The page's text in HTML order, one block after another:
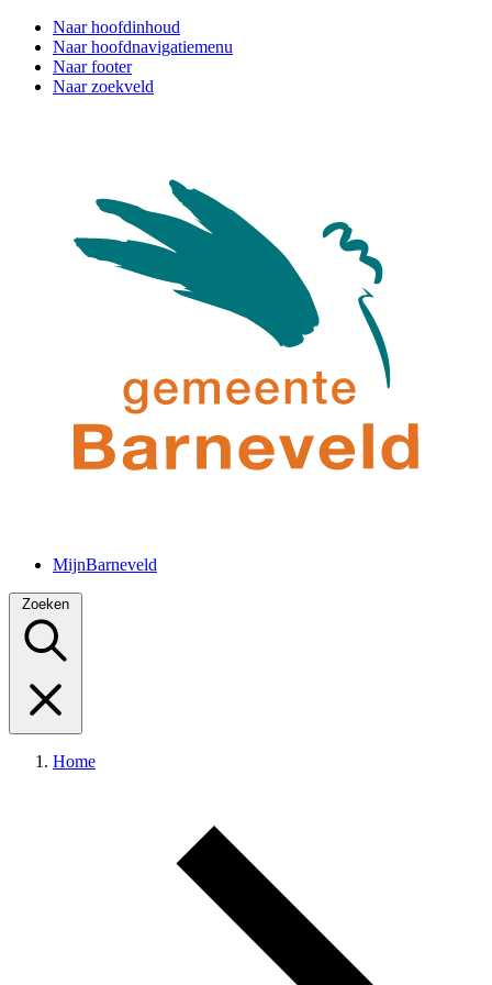
Naar hoofdinhoud
Naar hoofdnavigatiemenu
Naar footer
Naar zoekveld
MijnBarneveld
Zoeken
Home